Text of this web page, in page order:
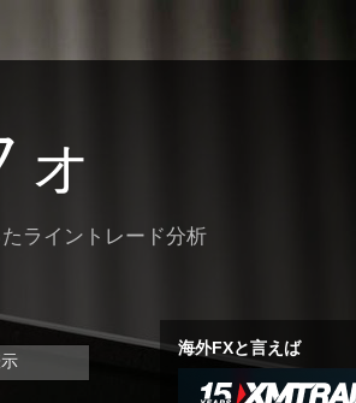
ライントレード分析
海外FXと言えば